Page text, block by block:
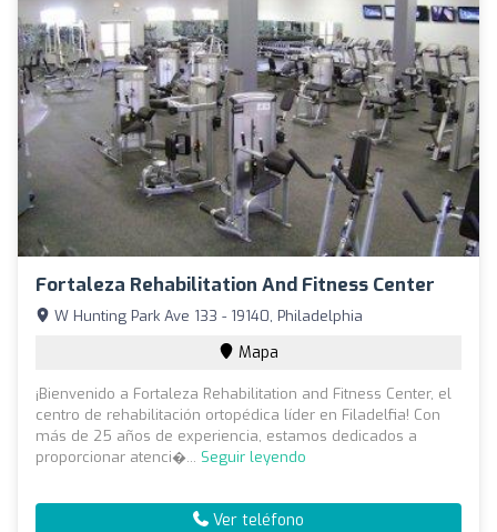
Fortaleza Rehabilitation And Fitness Center
W Hunting Park Ave 133 - 19140, Philadelphia
Mapa
¡Bienvenido a Fortaleza Rehabilitation and Fitness Center, el
centro de rehabilitación ortopédica líder en Filadelfia! Con
más de 25 años de experiencia, estamos dedicados a
proporcionar atenci�... Seguir leyendo
Ver teléfono